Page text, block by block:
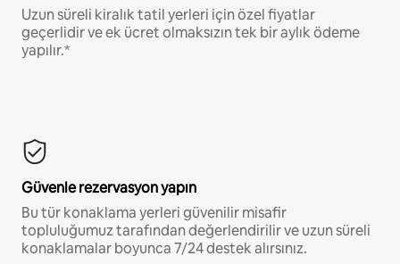
Uzun süreli kiralık tatil yerleri için özel fiyatlar
geçerlidir ve ek ücret olmaksızın tek bir aylık ödeme
yapılır.*
Güvenle rezervasyon yapın
Bu tür konaklama yerleri güvenilir misafir
topluluğumuz tarafından değerlendirilir ve uzun süreli
konaklamalar boyunca 7/24 destek alırsınız.